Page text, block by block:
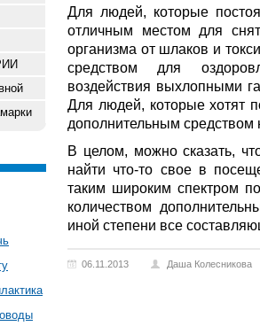
Для людей, которые
отличным местом для
организма от шлаков и
средством для
воздействия выхлопными
Для людей, которые хотят
дополнительным средством
В целом, можно сказать,
найти что-то свое в
таким широким спектром
количеством
иной степени все
06.11.2013 Даша Колесникова